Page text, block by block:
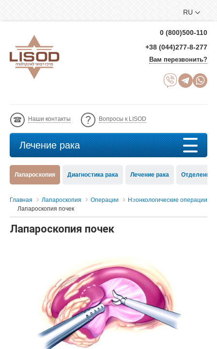
RU
0 (800)500-110
+38 (044)277-8-277
Вам перезвонить?
Наши контакты Вопросы к LISOD
Лечение рака
Лапароскопия Диагностика рака Лечение рака Отделение
Главная Лапароскопия Операции
Неонкологические операции
Лапароскопия почек
Лапароскопия почек